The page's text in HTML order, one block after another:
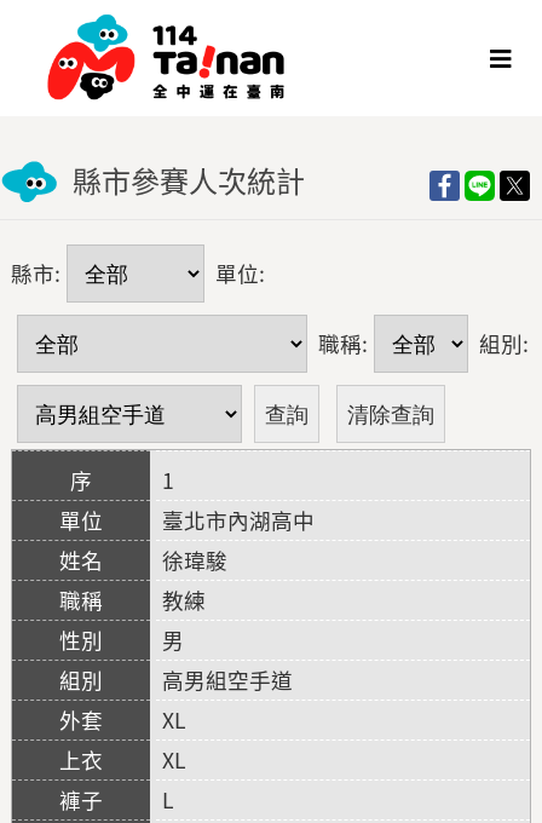
縣市參賽人次統計
縣市: 單位:
職稱: 組別:
1
臺北市內湖高中
徐瑋駿
教練
男
高男組空手道
XL
XL
L